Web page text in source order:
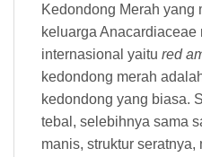
Kedondong Merah yang
keluarga Anacardiaceae
internasional yaitu red
kedondong merah
kedondong yang biasa.
tebal, selebihnya sama
manis, struktur